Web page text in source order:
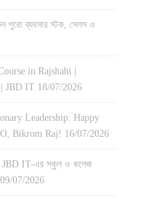
পুরো ব্যবসার স্টক, সেলস ও
in Rajshahi |
JBD IT 18/07/2026
Leadership: Happy
Bikrom Raj! 16/07/2026
JBD IT-এর স্কুল ও কলেজ
09/07/2026